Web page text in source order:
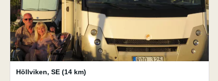
Höllviken, SE (14 km)